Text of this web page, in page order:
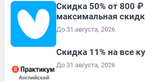
Скидка 50% от 800
максимальная
До 31 августа, 2026
Скидка 11% на все
До 31 августа, 2026